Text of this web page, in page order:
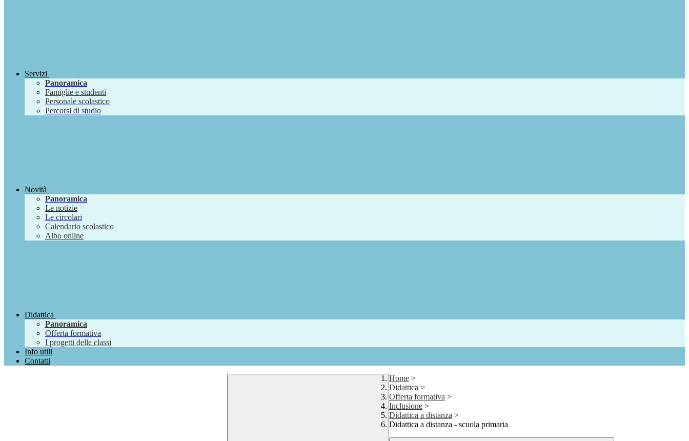
Servizi
Panoramica
Famiglie e studenti
Personale scolastico
Percorsi di studio
Novità
Panoramica
Le notizie
Le circolari
Calendario scolastico
Albo online
Didattica
Panoramica
Offerta formativa
I progetti delle classi
Info utili
Contatti
Home >
Didattica >
Offerta formativa >
Inclusione >
Didattica a distanza >
Didattica a distanza - scuola primaria